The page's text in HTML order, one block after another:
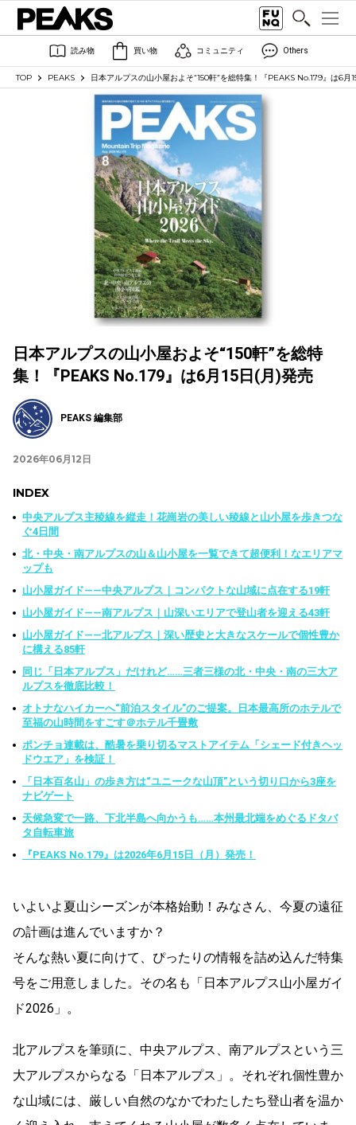
読み物 買い物 コミュニティ Others
TOP PEAKS 日本アルプスの山小屋およそ“150軒”を総特集！『PEAKS No.179』は6月
日本アルプスの山小屋およそ“150軒”を総特
集！『PEAKS No.179』は6月15日(月)発売
PEAKS 編集部
2026年06月12日
INDEX
中央アルプス主稜線を縦走！花崗岩の美しい稜線と山小屋を歩きつな
ぐ4日間
北・中央・南アルプスの山＆山小屋を一覧できて超便利！なエリアマ
ップも
山小屋ガイド——中央アルプス｜コンパクトな山域に点在する19軒
山小屋ガイド——南アルプス｜山深いエリアで登山者を迎える43軒
山小屋ガイド——北アルプス｜深い歴史と大きなスケールで個性豊か
に構える85軒
同じ「日本アルプス」だけれど……三者三様の北・中央・南の三大ア
ルプスを徹底比較！
オトナなハイカーへ“前泊スタイル”のご提案。日本最高所のホテルで
至福の山時間をすごす＠ホテル千畳敷
ポンチョ連載は、酷暑を乗り切るマストアイテム「シェード付きヘッ
ドウエア」を検証！
「日本百名山」の歩き方は“ユニークな山頂”という切り口から3座を
ナビゲート
天候急変で一路、下北半島へ向かうも……本州最北端をめぐるドタバ
タ自転車旅
『PEAKS No.179』は2026年6月15日（月）発売！
いよいよ夏山シーズンが本格始動！みなさん、今夏の遠征
の計画は進んでいますか？
そんな熱い夏に向けて、ぴったりの情報を詰め込んだ特集
号をご用意しました。その名も「日本アルプス山小屋ガイ
ド2026」。
北アルプスを筆頭に、中央アルプス、南アルプスという三
大アルプスからなる「日本アルプス」。それぞれ個性豊か
な山域には、厳しい自然のなかでわたしたち登山者を温か